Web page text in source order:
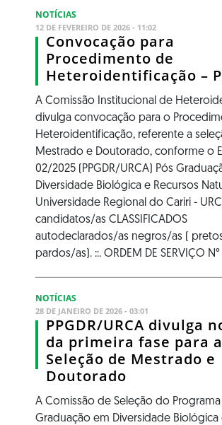
NOTÍCIAS
12 DE FEVEREIRO DE 2026 - 11:02
Convocação para
Procedimento de
Heteroidentificação –
A Comissão Institucional de
divulga convocação para o
Heteroidentificação, referente a
Mestrado e Doutorado, conforme o
02/2025 (PPGDR/URCA) Pós
Diversidade Biológica e Recursos
Universidade Regional do Cariri -
candidatos/as CLASSIFICADOS
autodeclarados/as negros/as (
pardos/as). ::. ORDEM DE SERVIÇO N°
NOTÍCIAS
28 DE JANEIRO DE 2026 - 03:01
PPGDR/URCA divulga
da primeira fase para a
Seleção de Mestrado e
Doutorado
A Comissão de Seleção do
Graduação em Diversidade Biológica